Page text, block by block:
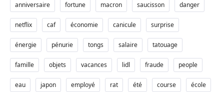
anniversaire fortune macron saucisson danger
netflix caf économie canicule surprise
énergie pénurie tongs salaire tatouage
famille objets vacances lidl fraude people
eau japon employé rat été course école